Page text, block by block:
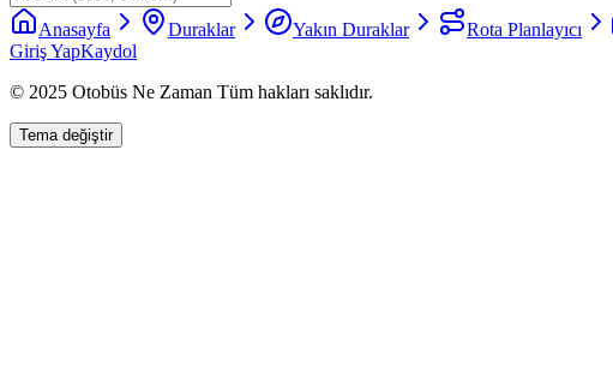
Anasayfa Duraklar Yakın Duraklar Rota Planlayıcı
Giriş YapKaydol
© 2025 Otobüs Ne Zaman Tüm hakları saklıdır.
Tema değiştir